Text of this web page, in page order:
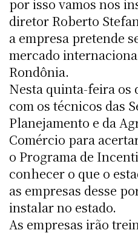
por isso vamos nos
diretor Roberto
a empresa pretende
mercado
Rondônia.
Nesta quinta-feira os
com os técnicos das
Planejamento e da
Comércio para
o Programa de
conhecer o que o
as empresas desse
instalar no estado.
As empresas irão